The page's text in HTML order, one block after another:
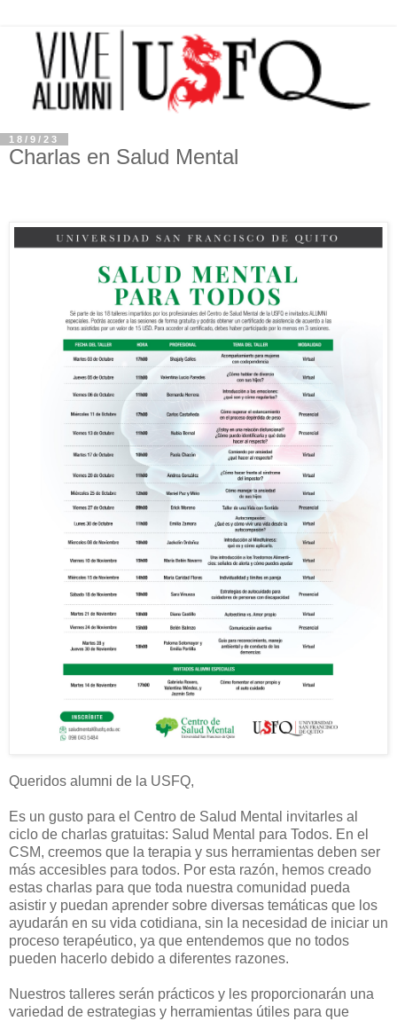
18/9/23
Charlas en Salud Mental
Queridos alumni de la USFQ,
Es un gusto para el Centro de Salud Mental invitarles al
ciclo de charlas gratuitas: Salud Mental para Todos. En el
CSM, creemos que la terapia y sus herramientas deben ser
más accesibles para todos. Por esta razón, hemos creado
estas charlas para que toda nuestra comunidad pueda
asistir y puedan aprender sobre diversas temáticas que los
ayudarán en su vida cotidiana, sin la necesidad de iniciar un
proceso terapéutico, ya que entendemos que no todos
pueden hacerlo debido a diferentes razones.
Nuestros talleres serán prácticos y les proporcionarán una
variedad de estrategias y herramientas útiles para que